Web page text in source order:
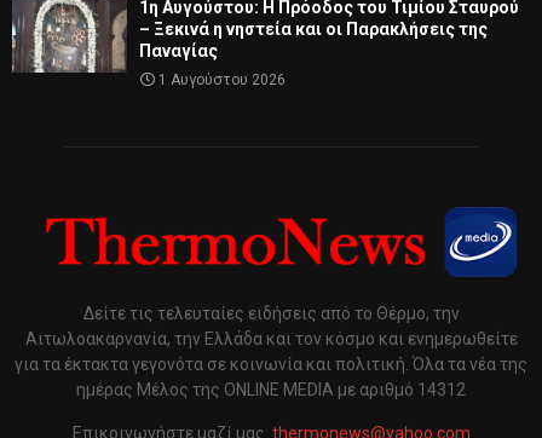
1η Αυγούστου: Η Πρόοδος του Τιμίου Σταυρού
– Ξεκινά η νηστεία και οι Παρακλήσεις της
Παναγίας
1 Αυγούστου 2026
Δείτε τις τελευταίες ειδήσεις από το Θέρμο, την
Αιτωλοακαρνανία, την Ελλάδα και τον κόσμο και ενημερωθείτε
για τα έκτακτα γεγονότα σε κοινωνία και πολιτική. Όλα τα νέα της
ημέρας Μέλος της ONLINE MEDIA με αριθμό 14312
Επικοινωνήστε μαζί μας: thermonews@yahoo.com